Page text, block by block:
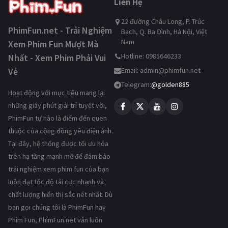
PhimFun.net - Trải Nghiệm
Xem Phim Fun Mượt Mà
Nhất - Xem Phim Phải Vui
Vẻ
Hoạt động với mục tiêu mang lại
những giây phút giải trí tuyệt vời,
PhimFun tự hào là điểm đến quen
thuộc của cộng đồng yêu điện ảnh.
Tại đây, hệ thống được tối ưu hóa
trên hạ tầng mạnh mẽ để đảm bảo
trải nghiệm xem phim fun của bạn
luôn đạt tốc độ tải cực nhanh và
chất lượng hiển thị sắc nét nhất. Dù
bạn gọi chúng tôi là PhimFun hay
Phim Fun, PhimFun.net vẫn luôn
22 đường Châu Long, P. Trúc
Bạch, Q. Ba Đình, Hà Nội, Việt
Nam
Hotline: 0985646233
Email: admin@phimfun.net
Telegram:@golden885